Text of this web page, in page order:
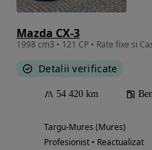
Mazda CX-3
1998 cm3 • 121 CP • Rate fixe si
Detalii verificate
54 420 km
Targu-Mures (Mures)
Profesionist • Reactualizat